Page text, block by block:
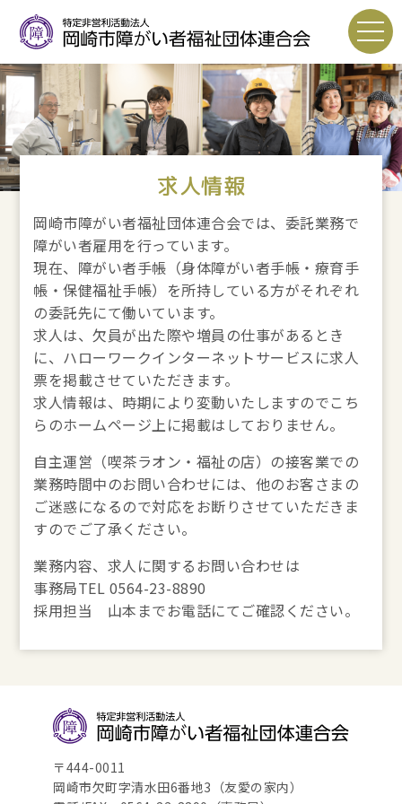
求人情報
岡崎市障がい者福祉団体連合会では、委託業務で
障がい者雇用を行っています。
現在、障がい者手帳（身体障がい者手帳・療育手
帳・保健福祉手帳）を所持している方がそれぞれ
の委託先にて働いています。
求人は、欠員が出た際や増員の仕事があるとき
に、ハローワークインターネットサービスに求人
票を掲載させていただきます。
求人情報は、時期により変動いたしますのでこち
らのホームページ上に掲載はしておりません。
自主運営（喫茶ラオン・福祉の店）の接客業での
業務時間中のお問い合わせには、他のお客さまの
ご迷惑になるので対応をお断りさせていただきま
すのでご了承ください。
業務内容、求人に関するお問い合わせは
事務局TEL 0564-23-8890
採用担当 山本までお電話にてご確認ください。
〒444-0011
岡崎市欠町字清水田6番地3（友愛の家内）